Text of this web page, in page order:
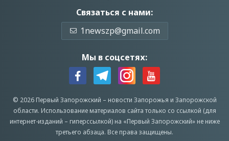
Связаться с нами:
1newszp@gmail.com
Мы в соцсетях:
© 2026 Первый Запорожский – новости Запорожья и Запорожской
области. Использование материалов сайта только со ссылкой (для
интернет-изданий – гиперссылкой) на «Первый Запорожский» не ниже
третьего абзаца. Все права защищены.